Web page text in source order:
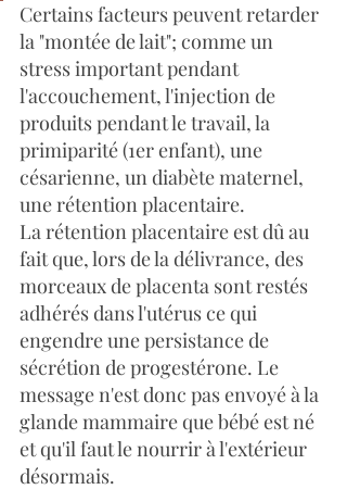
Certains facteurs peuvent retarder
la "montée de lait"; comme un
stress important pendant
l'accouchement, l'injection de
produits pendant le travail, la
primiparité (1er enfant), une
césarienne, un diabète maternel,
une rétention placentaire.
La rétention placentaire est dû au
fait que, lors de la délivrance, des
morceaux de placenta sont restés
adhérés dans l'utérus ce qui
engendre une persistance de
sécrétion de progestérone. Le
message n'est donc pas envoyé à la
glande mammaire que bébé est né
et qu'il faut le nourrir à l'extérieur
désormais.